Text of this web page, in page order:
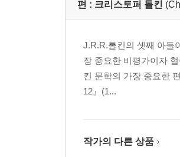
편 : 크리스토퍼 톨킨
J.R.R.톨킨의 셋째 아들
장 중요한 비평가이자
킨 문학의 가장 중요한
12』(1...
작가의 다른 상품